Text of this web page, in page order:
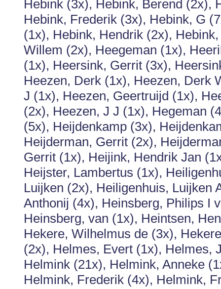
Hebink (3x), Hebink, Berend (2x),
Hebink, Frederik (3x), Hebink, G
(1x), Hebink, Hendrik (2x),
Willem (2x), Heegeman (1x),
(1x), Heersink, Gerrit (3x),
Heezen, Derk (1x), Heezen, Derk
J (1x), Heezen, Geertruijd (1x),
(2x), Heezen, J J (1x), Hegeman
(5x), Heijdenkamp (3x),
Heijderman, Gerrit (2x),
Gerrit (1x), Heijink, Hendrik Jan
Heijster, Lambertus (1x),
Luijken (2x), Heiligenhuis, Luijken
Anthonij (4x), Heinsberg, Philips I
Heinsberg, van (1x), Heintsen,
Hekere, Wilhelmus de (3x),
(2x), Helmes, Evert (1x), Helmes,
Helmink (21x), Helmink, Anneke
Helmink, Frederik (4x), Helmink,